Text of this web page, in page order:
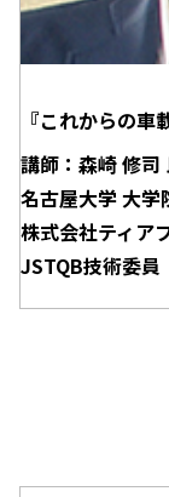
『これからの車
講師：森崎 修司
名古屋大学 大学
株式会社ティア
JSTQB技術委員